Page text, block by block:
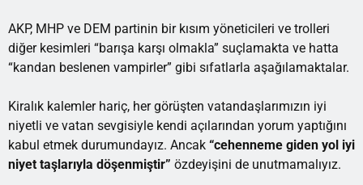
AKP, MHP ve DEM partinin bir kısım yöneticileri ve trolleri
diğer kesimleri “barışa karşı olmakla” suçlamakta ve hatta
“kandan beslenen vampirler” gibi sıfatlarla aşağılamaktalar.
Kiralık kalemler hariç, her görüşten vatandaşlarımızın iyi
niyetli ve vatan sevgisiyle kendi açılarından yorum yaptığını
kabul etmek durumundayız. Ancak “cehenneme giden yol iyi
niyet taşlarıyla döşenmiştir” özdeyişini de unutmamalıyız.